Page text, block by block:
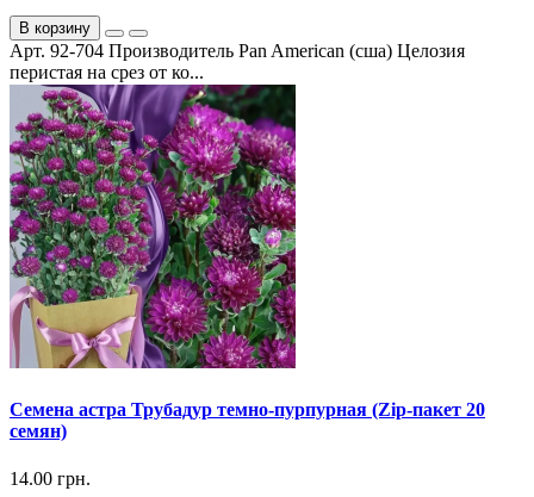
В корзину
Арт. 92-704 Производитель Pan American (сша) Целозия
перистая на срез от ко...
Семена астра Трубадур темно-пурпурная (Zip-пакет 20
семян)
14.00 грн.